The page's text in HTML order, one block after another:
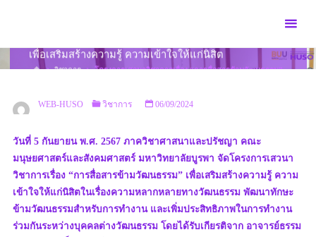
เพื่อเสริมสร้างความรู้ ความเข้าใจให้แก่นิสิต
HOMEวิชาการ
โครงการเสวนาวิชาการเรื่อง “การสื่อสารข้ามวัฒนธรรม”
WEB-HUSO วิชาการ 06/09/2024
วันที่ 5 กันยายน พ.ศ. 2567 ภาควิชาศาสนาและปรัชญา คณะ
มนุษยศาสตร์และสังคมศาสตร์ มหาวิทยาลัยบูรพา จัดโครงการเสวนา
วิชาการเรื่อง “การสื่อสารข้ามวัฒนธรรม” เพื่อเสริมสร้างความรู้ ความ
เข้าใจให้แก่นิสิตในเรื่องความหลากหลายทางวัฒนธรรม พัฒนาทักษะ
ข้ามวัฒนธรรมสำหรับการทำงาน และเพิ่มประสิทธิภาพในการทำงาน
ร่วมกันระหว่างบุคคลต่างวัฒนธรรม โดยได้รับเกียรติจาก อาจารย์ธรรม